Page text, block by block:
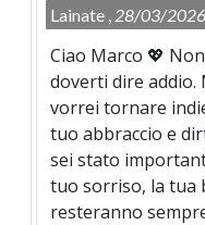
Lainate , 28/03/
Ciao Marco 💖
doverti dire
vorrei tornare
tuo abbraccio e
sei stato
tuo sorriso, la tua
resteranno